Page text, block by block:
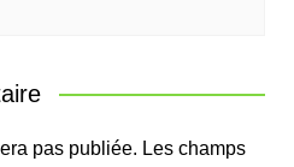
pas publiée. Les champs